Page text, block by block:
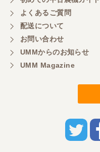
よくあるご質問
配送について
お問い合わせ
UMMからのお知らせ
UMM Magazine